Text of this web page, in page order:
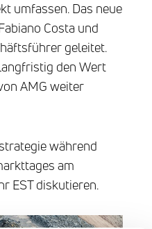
umfassen. Das neue
Costa und
geleitet.
den Wert
AMG weiter
während
am
EST diskutieren.